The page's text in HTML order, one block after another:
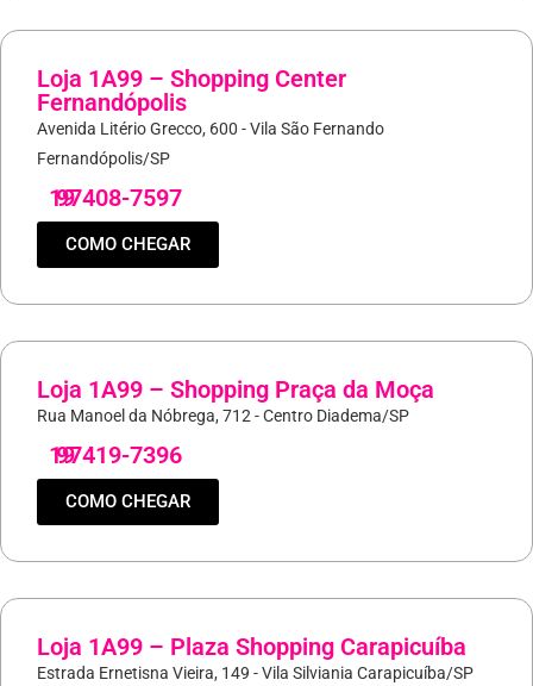
Loja 1A99 – Shopping Center
Fernandópolis
Avenida Litério Grecco, 600 - Vila São Fernando
Fernandópolis/SP
19
97408-7597
COMO CHEGAR
Loja 1A99 – Shopping Praça da Moça
Rua Manoel da Nóbrega, 712 - Centro Diadema/SP
19
97419-7396
COMO CHEGAR
Loja 1A99 – Plaza Shopping Carapicuíba
Estrada Ernetisna Vieira, 149 - Vila Silviania Carapicuíba/SP